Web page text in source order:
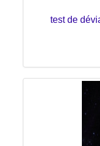
test de